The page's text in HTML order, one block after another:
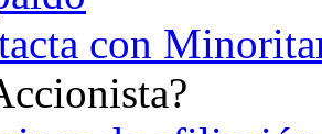
con